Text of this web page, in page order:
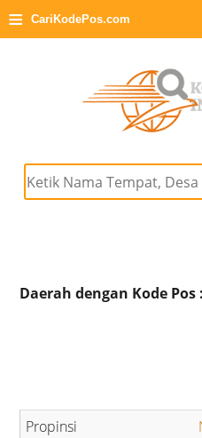
≡ CariKodePos.com
Daerah dengan Kode Pos